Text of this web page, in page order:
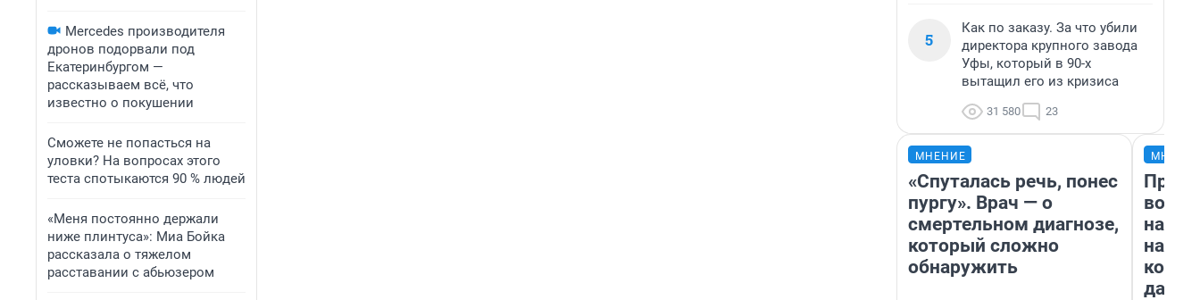
Mercedes производителя
дронов подорвали под
Екатеринбургом —
рассказываем всё, что
известно о покушении
Сможете не попасться на
уловки? На вопросах этого
теста спотыкаются 90 % людей
«Меня постоянно держали
ниже плинтуса»: Миа Бойка
рассказала о тяжелом
расставании с абьюзером
5
Как по заказу. За что убили
директора крупного завода
Уфы, который в 90-х
вытащил его из кризиса
31 580 23
МНЕНИЕ
«Спуталась речь, понес
пургу». Врач — о
смертельном диагнозе,
который сложно
обнаружить
нам
даже